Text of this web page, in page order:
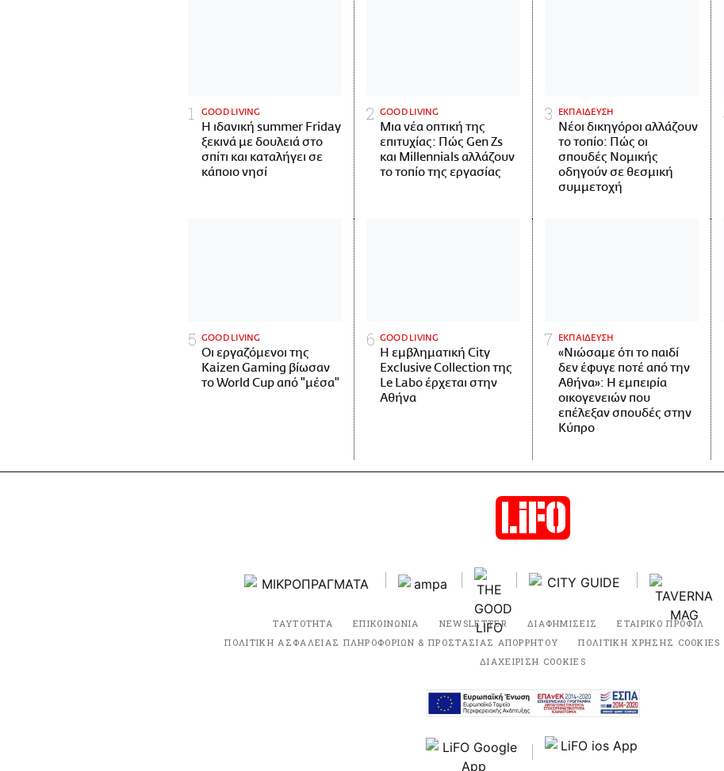
GOOD LIVING
Η ιδανική summer Friday
ξεκινά με δουλειά στο
σπίτι και καταλήγει σε
κάποιο νησί
GOOD LIVING
Μια νέα οπτική της
επιτυχίας: Πώς Gen Zs
και Millennials αλλάζουν
το τοπίο της εργασίας
ΕΚΠΑΙΔΕΥΣΗ
Νέοι δικηγόροι αλλάζουν
το τοπίο: Πώς οι
σπουδές Νομικής
οδηγούν σε θεσμική
συμμετοχή
GOOD LIVING
Οι εργαζόμενοι της
Kaizen Gaming βίωσαν
το World Cup από "μέσα"
GOOD LIVING
Η εμβληματική City
Exclusive Collection της
Le Labo έρχεται στην
Αθήνα
ΕΚΠΑΙΔΕΥΣΗ
«Νιώσαμε ότι το παιδί
δεν έφυγε ποτέ από την
Αθήνα»: Η εμπειρία
οικογενειών που
επέλεξαν σπουδές στην
Κύπρο
ΤΑΥΤΟΤΗΤΑ ΕΠΙΚΟΙΝΩΝΙΑ NEWSLETTER ΔΙΑΦΗΜΙΣΕΙΣ ΕΤΑΙΡΙΚΟ ΠΡΟΦΙΛ
ΠΟΛΙΤΙΚΗ ΑΣΦΑΛΕΙΑΣ ΠΛΗΡΟΦΟΡΙΩΝ & ΠΡΟΣΤΑΣΙΑΣ ΑΠΟΡΡΗΤΟΥ
ΠΟΛΙΤΙΚΗ ΧΡΗΣΗΣ COOKIES
ΔΙΑΧΕΙΡΙΣΗ COOKIES